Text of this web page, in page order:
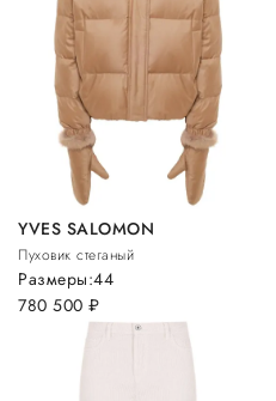
YVES SALOMON
Пуховик стеганый
780 500 руб.
Размеры:44